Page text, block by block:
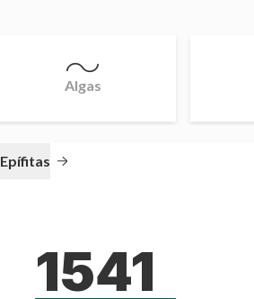
Algas
Epífitas
1541